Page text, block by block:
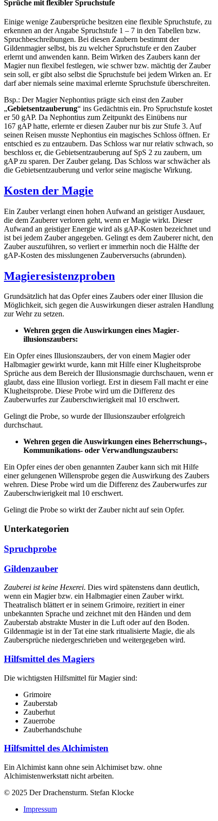
Sprüche mit flexibler Spruchstufe
Einige wenige Zaubersprüche besitzen eine flexible Spruchstufe, zu
erkennen an der Angabe Spruchstufe 1 – 7 in den Tabellen bzw.
Spruchbeschreibungen. Bei diesen Zaubern bestimmt der
Gildenmagier selbst, bis zu welcher Spruchstufe er den Zauber
erlernt und anwenden kann. Beim Wirken des Zaubers kann der
Magier nun flexibel festlegen, wie schwer bzw. mächtig der Zauber
sein soll, er gibt also selbst die Spruchstufe bei jedem Wirken an. Er
darf aber niemals seine maximal erlernte Spruchstufe überschreiten.
Bsp.: Der Magier Nephontius prägte sich einst den Zauber
„Gebietsentzauberung“ ins Gedächtnis ein. Pro Spruchstufe kostet
er 50 gAP. Da Nephontius zum Zeitpunkt des Einübens nur
167 gAP hatte, erlernte er diesen Zauber nur bis zur Stufe 3. Auf
seinen Reisen musste Nephontius ein magisches Schloss öffnen. Er
entschied es zu entzaubern. Das Schloss war nur relativ schwach, so
beschloss er, die Gebietsentzauberung auf SpS 2 zu zaubern, um
gAP zu sparen. Der Zauber gelang. Das Schloss war schwächer als
die Gebietsentzauberung und verlor seine magische Wirkung.
Kosten der Magie
Ein Zauber verlangt einen hohen Aufwand an geistiger Ausdauer,
die dem Zauberer verloren geht, wenn er Magie wirkt. Dieser
Aufwand an geistiger Energie wird als gAP-Kosten bezeichnet und
ist bei jedem Zauber angegeben. Gelingt es dem Zauberer nicht, den
Zauber auszuführen, so verliert er immerhin noch die Hälfte der
gAP-Kosten des misslungenen Zauberversuchs (abrunden).
Magieresistenzproben
Grundsätzlich hat das Opfer eines Zaubers oder einer Illusion die
Möglichkeit, sich gegen die Auswirkungen dieser astralen Handlung
zur Wehr zu setzen.
Wehren gegen die Auswirkungen eines Magier­
illusionszaubers:
Ein Opfer eines Illusionszaubers, der von einem Magier oder
Halbmagier gewirkt wurde, kann mit Hilfe einer Klugheitsprobe
Sprüche aus dem Bereich der Illusionsmagie durchschauen, wenn er
glaubt, dass eine Illusion vorliegt. Erst in diesem Fall macht er eine
Klugheitsprobe. Diese Probe wird um die Differenz des
Zauberwurfes zur Zauberschwierigkeit mal 10 erschwert.
Gelingt die Probe, so wurde der Illusionszauber erfolgreich
durchschaut.
Wehren gegen die Auswirkungen eines Beherrschungs-,
Kommunikations- oder Verwandlungszaubers:
Ein Opfer eines der oben genannten Zauber kann sich mit Hilfe
einer gelungenen Willensprobe gegen die Auswirkung des Zaubers
wehren. Diese Probe wird um die Differenz des Zauberwurfes zur
Zauberschwierigkeit mal 10 erschwert.
Gelingt die Probe so wirkt der Zauber nicht auf sein Opfer.
Unterkategorien
Spruchprobe
Gildenzauber
Zauberei ist keine Hexerei. Dies wird spätenstens dann deutlich,
wenn ein Magier bzw. ein Halbmagier einen Zauber wirkt.
Theatralisch blättert er in seinem Grimoire, rezitiert in einer
unbekannten Sprache und zeichnet mit den Händen und dem
Zauberstab abstrakte Muster in die Luft oder auf den Boden.
Gildenmagie ist in der Tat eine stark ritualisierte Magie, die als
Zaubersprüche niedergeschrieben und weitergegeben wird.
Hilfsmittel des Magiers
Die wichtigsten Hilfsmittel für Magier sind:
Grimoire
Zauberstab
Zauberhut
Zauerrobe
Zauberhandschuhe
Hilfsmittel des Alchimisten
Ein Alchimist kann ohne sein Alchimiset bzw. ohne
Alchimistenwerkstatt nicht arbeiten.
© 2025 Der Drachensturm. Stefan Klocke
Impressum